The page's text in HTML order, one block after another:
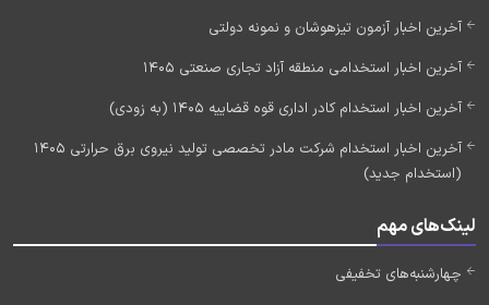
آخرین اخبار آزمون تیزهوشان و نمونه دولتی
آخرین اخبار استخدامی منطقه آزاد تجاری صنعتی 1405
آخرین اخبار استخدام کادر اداری قوه قضاییه 1405 (به زودی)
آخرین اخبار استخدام شرکت مادر تخصصی تولید نیروی برق حرارتی 1405
(استخدام جدید)
لینک‌های مهم
چهارشنبه‌های تخفیفی